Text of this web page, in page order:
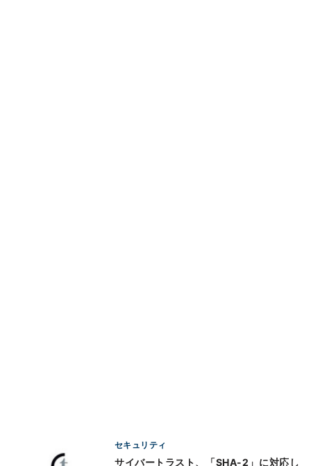
セキュリティ
サイバートラスト、「SHA-2」に対応し